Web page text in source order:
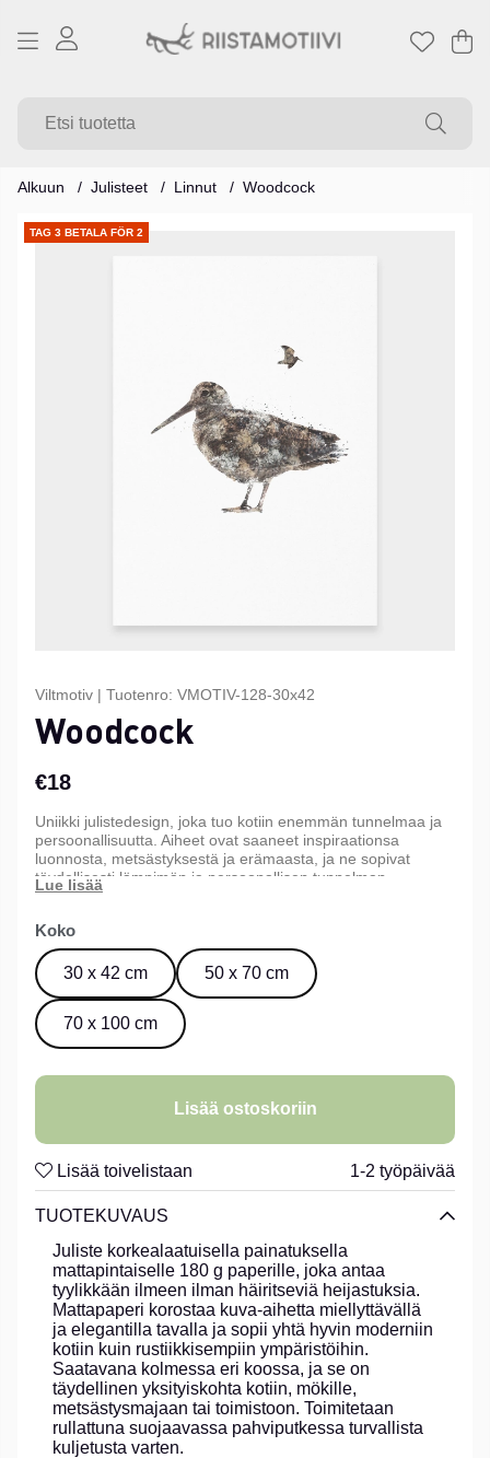
.
Alkuun Julisteet Linnut Woodcock
TAG 3 BETALA FÖR 2
Tuotekuvat
Viltmotiv | Tuotenro: VMOTIV-128-30x42
Woodcock
€18
Uniikki julistedesign, joka tuo kotiin enemmän tunnelmaa ja
persoonallisuutta. Aiheet ovat saaneet inspiraationsa
luonnosta, metsästyksestä ja erämaasta, ja ne sopivat
täydellisesti lämpimän ja persoonallisen tunnelman
luomiseen kotiin, mökille tai toimistoon. Saatavana kolmessa
Koko
30 x 42 cm 50 x 70 cm
70 x 100 cm
Lisää ostoskoriin
Lisää toivelistaan 1-2 työpäivää
TUOTEKUVAUS
Juliste korkealaatuisella painatuksella
mattapintaiselle 180 g paperille, joka antaa
tyylikkään ilmeen ilman häiritseviä heijastuksia.
Mattapaperi korostaa kuva-aihetta miellyttävällä
ja elegantilla tavalla ja sopii yhtä hyvin moderniin
kotiin kuin rustiikkisempiin ympäristöihin.
Saatavana kolmessa eri koossa, ja se on
täydellinen yksityiskohta kotiin, mökille,
metsästysmajaan tai toimistoon. Toimitetaan
rullattuna suojaavassa pahviputkessa turvallista
kuljetusta varten.